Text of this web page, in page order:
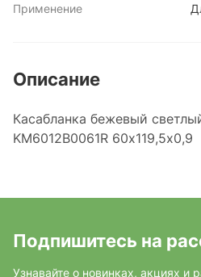
Применение
Описание
Касабланка бежевый
KM6012B0061R 60x119,5x0,9
Подпишитесь на
Узнавайте о новинках, акциях и